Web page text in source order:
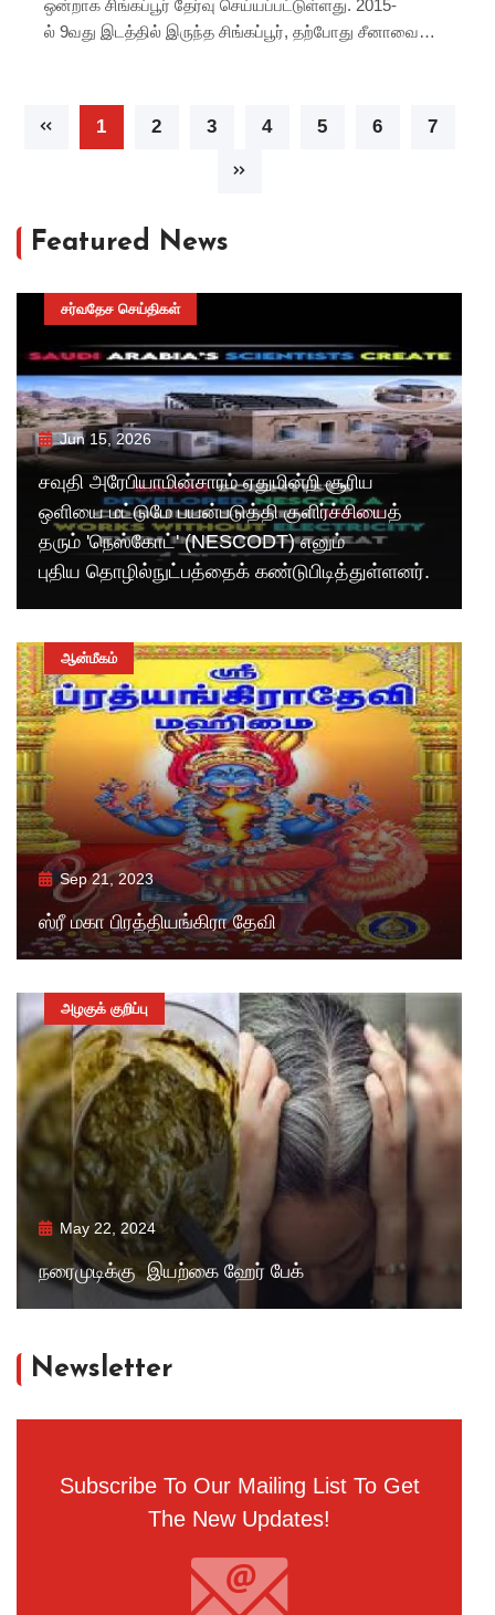
ஒன்றாக சிங்கப்பூர் தேர்வு செய்யப்பட்டுள்ளது. 2015-
ல் 9வது இடத்தில் இருந்த சிங்கப்பூர், தற்போது சீனாவை
இடங்களைப் பிடித்துள்ளன.
1 2 3 4 5 6 7
Featured News
Jun 15, 2026
சவுதி அரேபியாமின்சாரம் ஏதுமின்றி சூரிய
ஒளியை மட்டுமே பயன்படுத்தி குளிர்ச்சியைத்
தரும் 'நெஸ்கோட்' (NESCODT) எனும்
புதிய தொழில்நுட்பத்தைக் கண்டுபிடித்துள்ளனர்.
சர்வதேச செய்திகள்
Sep 21, 2023
ஸ்ரீ மகா பிரத்தியங்கிரா தேவி
ஆன்மீகம்
May 22, 2024
நரைமுடிக்கு இயற்கை ஹேர் பேக்
அழகுக் குறிப்பு
Newsletter
Subscribe To Our Mailing List To Get
The New Updates!